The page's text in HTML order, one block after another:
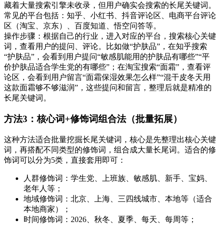
藏着大量搜索引擎未收录，但用户确实会搜索的长尾关键词。
常见的平台包括：知乎、小红书、抖音评论区、电商平台评论
区（淘宝、京东）、百度知道、悟空问答等。
操作步骤：根据自己的行业，进入对应的平台，搜索核心关键
词，查看用户的提问、评论。比如做“护肤品”，在知乎搜索
“护肤品”，会看到用户提问“敏感肌能用的护肤品有哪些”“平
价护肤品适合学生党的有哪些”；在淘宝搜索“面霜”，查看评
论区，会看到用户留言“面霜保湿效果怎么样”“混干皮冬天用
这款面霜够不够滋润”，这些提问和留言，整理后就是精准的
长尾关键词。
方法3：核心词+修饰词组合法（批量拓展）
这种方法适合批量挖掘长尾关键词，核心是先整理出核心关键
词，再搭配不同类型的修饰词，组合成大量长尾词。适合的修
饰词可以分为5类，直接套用即可：
人群修饰词：学生党、上班族、敏感肌、新手、宝妈、
老年人等；
地域修饰词：北京、上海、三四线城市、本地等（适合
本地商家）；
时间修饰词：2026、秋冬、夏季、每天、每周等；